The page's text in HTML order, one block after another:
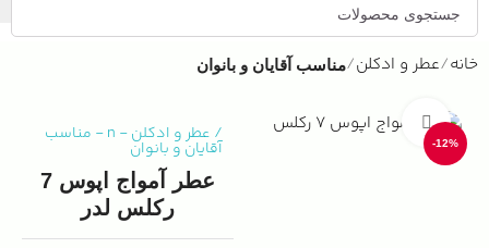
خانه عطر و ادکلن مناسب آقایان و بانوان
-12%
بزرگنمایی تصویر / عطر و ادکلن-
n
- مناسب
آقایان و بانوان
عطر آمواج اپوس 7
رکلس لدر